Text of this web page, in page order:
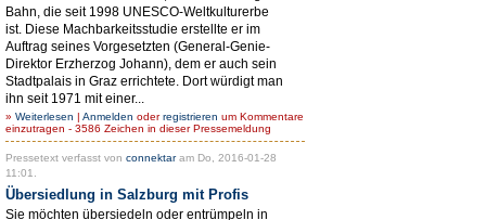
Bahn, die seit 1998 UNESCO-Weltkulturerbe
ist. Diese Machbarkeitsstudie erstellte er im
Auftrag seines Vorgesetzten (General-Genie-
Direktor Erzherzog Johann), dem er auch sein
Stadtpalais in Graz errichtete. Dort würdigt man
ihn seit 1971 mit einer...
» Weiterlesen | Anmelden oderregistrieren um Kommentare
einzutragen - 3586 Zeichen in dieser Pressemeldung
Pressetext verfasst von connektaram Do, 2016-01-28
11:01.
Übersiedlung in Salzburg mit Profis
Sie möchten übersiedeln oder entrümpeln in